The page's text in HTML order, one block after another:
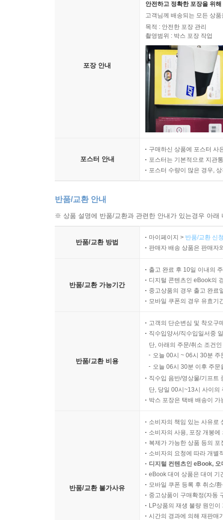
포장 안내
안전하고 정확한 포장을 위
고객님께 배송되는 모든 상
목적 : 안전한 포장 관리
촬영범위 : 박스 포장 작업
포스터 안내
구매하신 상품에 포스터 사
포스터는 기본적으로 지관
포스터 수량이 많은 경우,
반품/교환 안내
※ 상품 설명에 반품/교환과 관련한 안내가 있는경우 아
반품/교환 방법
마이페이지 > 반품/교환 신
판매자 배송 상품은 판매자
반품/교환 가능기간
출고 완료 후 10일 이내의
디지털 콘텐츠인 eBook의
중고상품의 경우 출고 완료
모바일 쿠폰의 경우 유효기
반품/교환 비용
고객의 단순변심 및 착오구
직수입양서/직수입일서중
단, 아래의 주문/취소 조건
오늘 00시 ~ 06시 30분
오늘 06시 30분 이후 주
직수입 음반/영상물/기프트
단, 당일 00시~13시 사이의
박스 포장은 택배 배송이
반품/교환 불가사유
소비자의 책임 있는 사유로
소비자의 사용, 포장 개봉
복제가 가능한 상품 등의
소비자의 요청에 따라 개별
디지털 컨텐츠인 eBook,
eBook 대여 상품은 대여 기
모바일 쿠폰 등록 후 취소/
중고상품이 구매확정(자동
LP상품의 재생 불량 원인
시간의 경과에 의해 재판매